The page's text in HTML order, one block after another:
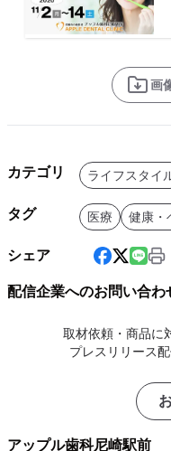
画
カテゴリ ライフスタイ
タグ 医療 健康・
シェア
配信企業へのお問い合わ
取材依頼・商品に
プレスリリース
アップル歯科尼崎駅前